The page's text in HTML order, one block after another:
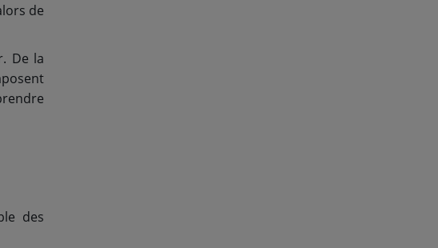
de
De la
des